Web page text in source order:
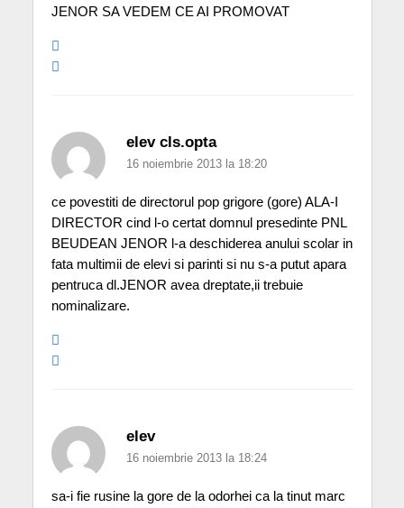
JENOR SA VEDEM CE AI PROMOVAT
elev cls.opta
16 noiembrie 2013 la 18:20
ce povestiti de directorul pop grigore (gore) ALA-I
DIRECTOR cind l-o certat domnul presedinte PNL
BEUDEAN JENOR l-a deschiderea anului scolar in
fata multimii de elevi si parinti si nu s-a putut apara
pentruca dl.JENOR avea dreptate,ii trebuie
nominalizare.
elev
16 noiembrie 2013 la 18:24
sa-i fie rusine la gore de la odorhei ca la tinut marc